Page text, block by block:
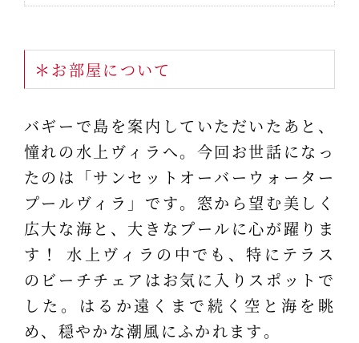
＊お部屋について
バギーで島を案内していただいたあと、
憧れの水上ヴィラへ。今回お世話になっ
たのは「サンセットオーバーウォーター
プールヴィラ」です。窓から望む美しく
広大な海と、大きなプールに心が躍りま
す！ 水上ヴィラの中でも、特にテラス
のビーチチェアはお気に入りスポットで
した。はるか遠くまで続く空と海を眺
め、穏やかな潮風にふかれます。